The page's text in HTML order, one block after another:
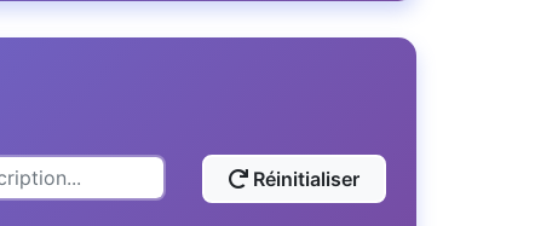
Réinitialiser